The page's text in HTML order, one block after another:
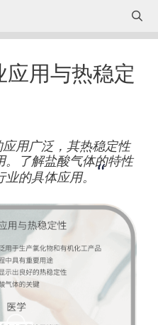
用与热稳定
用广泛，其热稳定性
。了解盐酸气体的特性
的具体应用。